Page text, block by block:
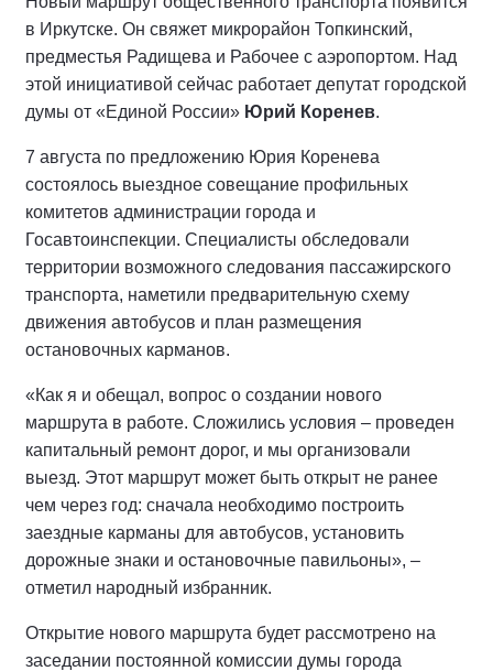
в Иркутске. Он свяжет микрорайон Топкинский,
предместья Радищева и Рабочее с аэропортом. Над
этой инициативой сейчас работает депутат городской
думы от «Единой России» Юрий Коренев.
7 августа по предложению Юрия Коренева
состоялось выездное совещание профильных
комитетов администрации города и
Госавтоинспекции. Специалисты обследовали
территории возможного следования пассажирского
транспорта, наметили предварительную схему
движения автобусов и план размещения
остановочных карманов.
«Как я и обещал, вопрос о создании нового
маршрута в работе. Сложились условия – проведен
капитальный ремонт дорог, и мы организовали
выезд. Этот маршрут может быть открыт не ранее
чем через год: сначала необходимо построить
заездные карманы для автобусов, установить
дорожные знаки и остановочные павильоны», –
отметил народный избранник.
Открытие нового маршрута будет рассмотрено на
заседании постоянной комиссии думы города